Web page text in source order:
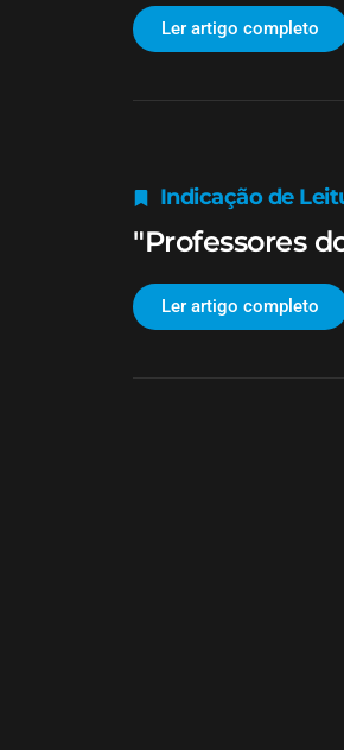
Ler artigo completo
Indicação de
"Professores
Ler artigo completo